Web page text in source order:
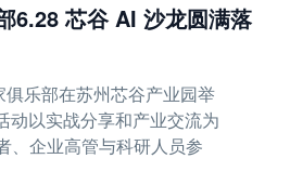
6.28 芯谷 AI 沙龙圆满落
乐部在苏州芯谷产业园举
动以实战分享和产业交流为
、企业高管与科研人员参